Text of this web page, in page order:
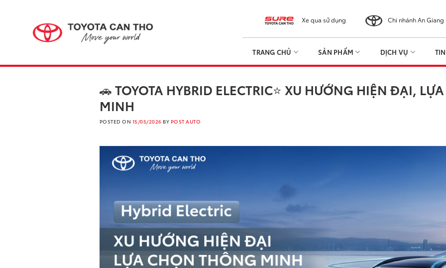
Xe qua sử dụng Chi nhánh An Giang
TRANG CHỦ SẢN PHẨM DỊCH VỤ
🚗 TOYOTA HYBRID ELECTRIC⭐ XU HƯỚNG HIỆN ĐẠI,
MINH
POSTED ON 15/05/2026 BY POST AUTO